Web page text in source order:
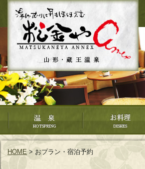
HOME > おプラン・宿泊予約